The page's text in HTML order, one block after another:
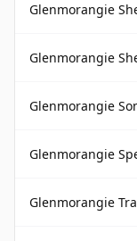
Glenmorangie
Glenmorangie
Glenmorangie
Glenmorangie
Glenmorangie